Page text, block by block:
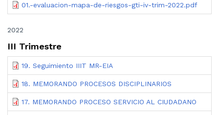
01.-evaluacion-mapa-de-riesgos-gti-iv-trim-2022.pdf
2022
III Trimestre
19. Seguimiento IIIT MR-EIA
18. MEMORANDO PROCESOS DISCIPLINARIOS
17. MEMORANDO PROCESO SERVICIO AL CIUDADANO